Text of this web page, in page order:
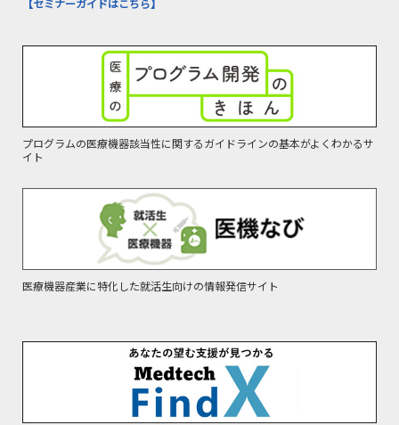
プログラムの医療機器該当性に関するガイドラインの基本がよくわかるサ
イト
医療機器産業に特化した就活生向けの情報発信サイト